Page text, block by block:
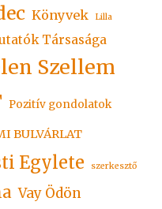
Könyvek Lilla
Társasága
Szellem
Pozitív gondolatok
BULVÁRLAT
Egylete szerkesztő
Vay Ödön